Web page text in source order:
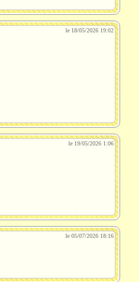
le 18/05/2026 19:02
le 19/05/2026 1:06
le 05/07/2026 18:16